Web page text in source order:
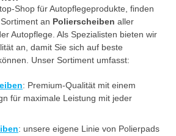
Shop für Autopflegeprodukte, finden
an Polierscheiben aller
Autopflege. Als Spezialisten bieten wir
an, damit Sie sich auf beste
Unser Sortiment umfasst:
: Premium-Qualität mit einem
für maximale Leistung mit jeder
: unsere eigene Linie von Polierpads